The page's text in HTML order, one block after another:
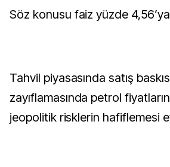
Söz konusu faiz yüzde
Tahvil piyasasında satış
zayıflamasında petrol
jeopolitik risklerin hafiflemesi